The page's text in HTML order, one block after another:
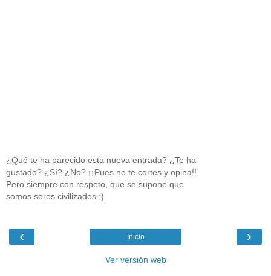
¿Qué te ha parecido esta nueva entrada? ¿Te ha
gustado? ¿Sí? ¿No? ¡¡Pues no te cortes y opina!!
Pero siempre con respeto, que se supone que
somos seres civilizados :)
‹ ›
Inicio
Ver versión web